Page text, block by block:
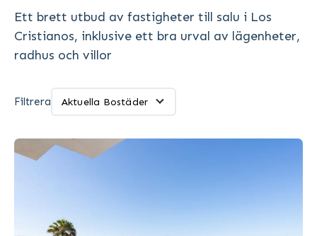
Ett brett utbud av fastigheter till salu i Los
Cristianos, inklusive ett bra urval av lägenheter,
radhus och villor
Filtrera